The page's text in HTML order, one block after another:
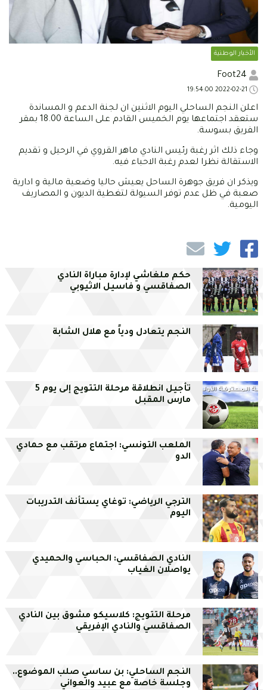
الأخبار الوطنية
اعلن النجم الساحلي اليوم الاثنين ان لجنة الدعم و المساندة
ستعقد اجتماعها يوم الخميس القادم على الساعة 18.00 بمقر
الفريق بسوسة.
وجاء ذلك اثر رغبة رئيس النادي ماهر القروي في الرحيل و تقديم
الاستقالة نظرا لعدم رغبة الاحباء فيه.
ويذكر ان فريق جوهرة الساحل يعيش حاليا وضعية مالية و ادارية
صعبة في ظل عدم توفر السيولة لتغطية الديون و المصاريف
اليومية.
حكم ملغاشي لإدارة مباراة النادي
الصفاقسي و فاسيل الاثيوبي
النجم يتعادل ودياً مع هلال الشابة
تأجيل انطلاقة مرحلة التتويج إلى يوم 5
مارس المقبل
الملعب التونسي: اجتماع مرتقب مع حمادي
الدو
الترجي الرياضي: توغاي يستأنف التدريبات
اليوم
النادي الصفاقسي: الحباسي والحميدي
يواصلان الغياب
مرحلة التتويج: كلاسيكو مشوق بين النادي
الصفاقسي والنادي الإفريقي
النجم الساحلي: بن ساسي صلب الموضوع..
وجلسة خاصة مع عبيد والعواني